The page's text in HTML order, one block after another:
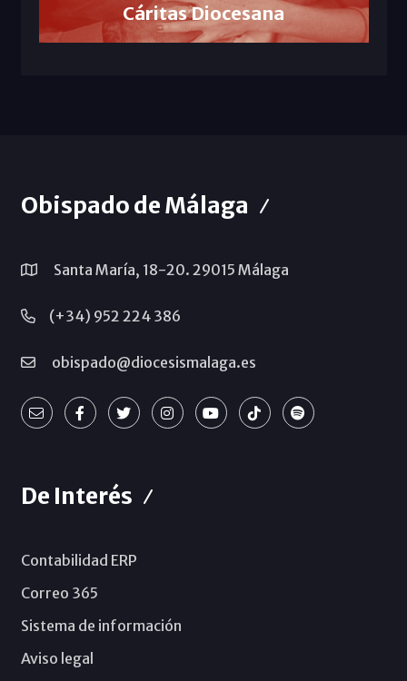
Cáritas Diocesana
Obispado de Málaga
Santa María, 18-20. 29015 Málaga
(+34) 952 224 386
obispado@diocesismalaga.es
De Interés
Contabilidad ERP
Correo 365
Sistema de información
Aviso legal